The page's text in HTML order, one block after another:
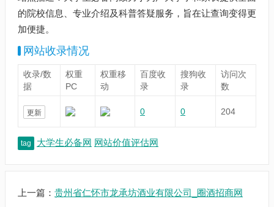
的院校信息、专业介绍及科普答疑服务，旨在让查询变得更
加便捷。
网站收录情况
收录/数
据
权重
PC
权重移
动
百度收
录
搜狗收
录
访问次
数
更新 0 0 204
tag 大学生必备网 网站价值评估网
上一篇： 贵州省仁怀市龙承坊酒业有限公司_圈酒招商网